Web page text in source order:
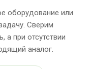
оборудование или
Сверим
а при отсутствии
аналог.